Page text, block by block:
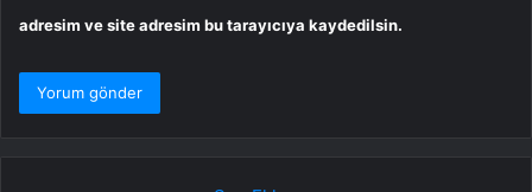
adresim ve site adresim bu tarayıcıya kaydedilsin.